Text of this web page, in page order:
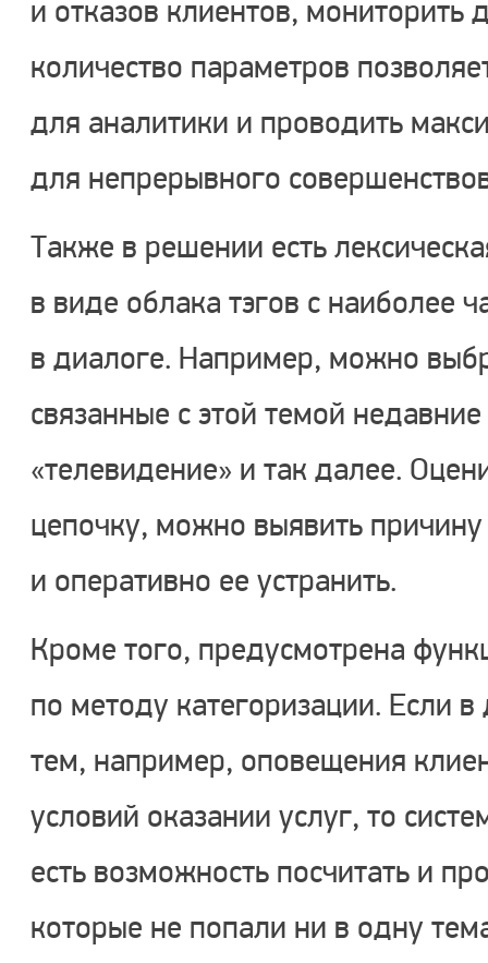
и отказов клиентов,
количество параметров
для аналитики и проводить
для непрерывного
Также в решении есть
в виде облака тэгов с наиболее
в диалоге. Например, можно
связанные с этой темой
«телевидение» и так далее.
цепочку, можно выявить
и оперативно ее устранить.
Кроме того, предусмотрена
по методу категоризации. Если в
тем, например, оповещения
условий оказании услуг, то
есть возможность посчитать и
которые не попали ни в одну